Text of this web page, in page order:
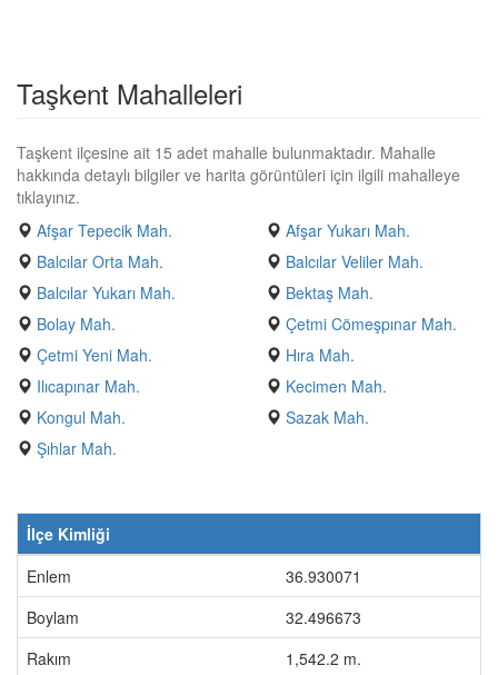
Taşkent Mahalleleri
Taşkent ilçesine ait 15 adet mahalle bulunmaktadır. Mahalle
hakkında detaylı bilgiler ve harita görüntüleri için ilgili mahalleye
tıklayınız.
Afşar Tepecik Mah.
Afşar Yukarı Mah.
Balcılar Orta Mah.
Balcılar Veliler Mah.
Balcılar Yukarı Mah.
Bektaş Mah.
Bolay Mah.
Çetmi Cömeşpınar Mah.
Çetmi Yeni Mah.
Hıra Mah.
Ilıcapınar Mah.
Kecimen Mah.
Kongul Mah.
Sazak Mah.
Şıhlar Mah.
İlçe Kimliği
Enlem
36.930071
Boylam
32.496673
Rakım
1,542.2 m.